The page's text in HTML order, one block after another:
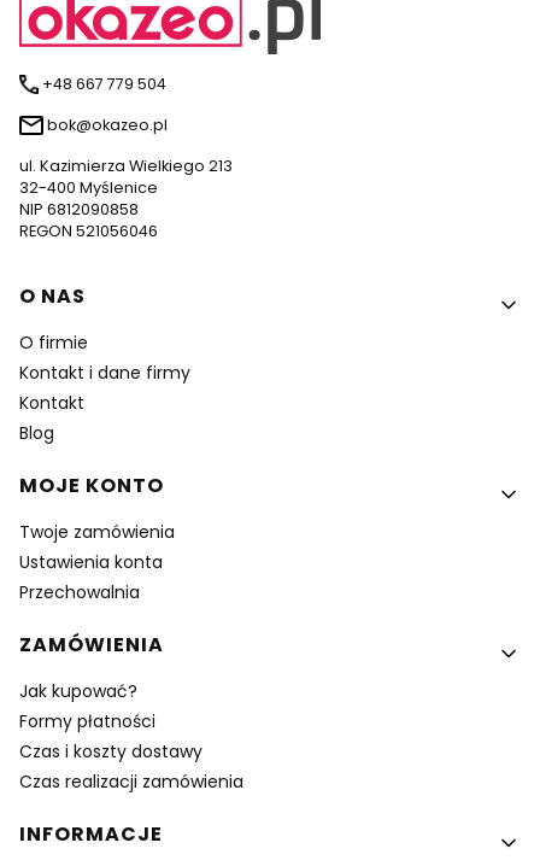
+48 667 779 504
bok@okazeo.pl
ul. Kazimierza Wielkiego 213
32-400 Myślenice
NIP 6812090858
REGON 521056046
Linki w stopce
O NAS
O firmie
Kontakt i dane firmy
Kontakt
Blog
MOJE KONTO
Twoje zamówienia
Ustawienia konta
Przechowalnia
ZAMÓWIENIA
Jak kupować?
Formy płatności
Czas i koszty dostawy
Czas realizacji zamówienia
INFORMACJE